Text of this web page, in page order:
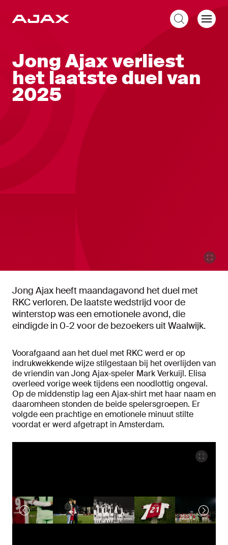
Jong Ajax verliest
het laatste duel van
2025
Jong Ajax heeft maandagavond het duel met
RKC verloren. De laatste wedstrijd voor de
winterstop was een emotionele avond, die
eindigde in 0-2 voor de bezoekers uit Waalwijk.
Voorafgaand aan het duel met RKC werd er op
indrukwekkende wijze stilgestaan bij het overlijden van
de vriendin van Jong Ajax-speler Mark Verkuijl. Elisa
overleed vorige week tijdens een noodlottig ongeval.
Op de middenstip lag een Ajax-shirt met haar naam en
daaromheen stonden de beide spelersgroepen. Er
volgde een prachtige en emotionele minuut stilte
voordat er werd afgetrapt in Amsterdam.